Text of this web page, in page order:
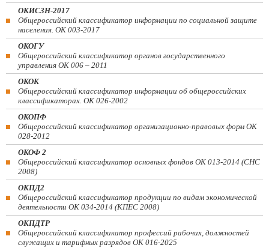
ОКИСЗН-2017
Общероссийский классификатор информации по социальной защите
населения. ОК 003-2017
ОКОГУ
Общероссийский классификатор органов государственного
управления ОК 006 – 2011
ОКОК
Общероссийский классификатор информации об общероссийских
классификаторах. ОК 026-2002
ОКОПФ
Общероссийский классификатор организационно-правовых форм ОК
028-2012
ОКОФ 2
Общероссийский классификатор основных фондов ОК 013-2014 (СНС
2008)
ОКПД2
Общероссийский классификатор продукции по видам экономической
деятельности ОК 034-2014 (КПЕС 2008)
ОКПДТР
Общероссийский классификатор профессий рабочих, должностей
служащих и тарифных разрядов ОК 016-2025